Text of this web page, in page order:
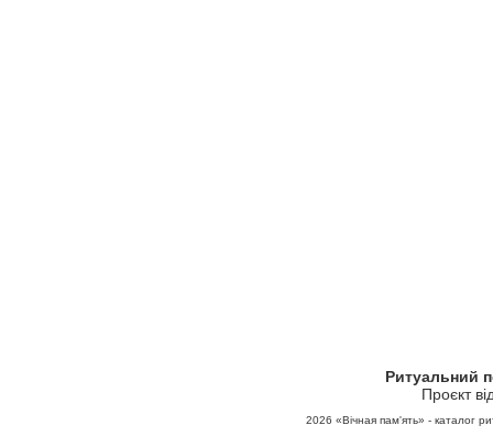
Ритуальний
Проєкт
2026 «Вічная пам'ять» - каталог